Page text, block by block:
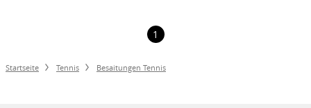
1
Startseite Tennis Besaitungen Tennis